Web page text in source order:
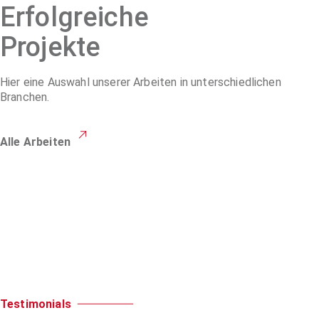
Erfolgreiche
Projekte
Hier eine Auswahl unserer Arbeiten in unterschiedlichen
Branchen.
Alle Arbeiten
Testimonials